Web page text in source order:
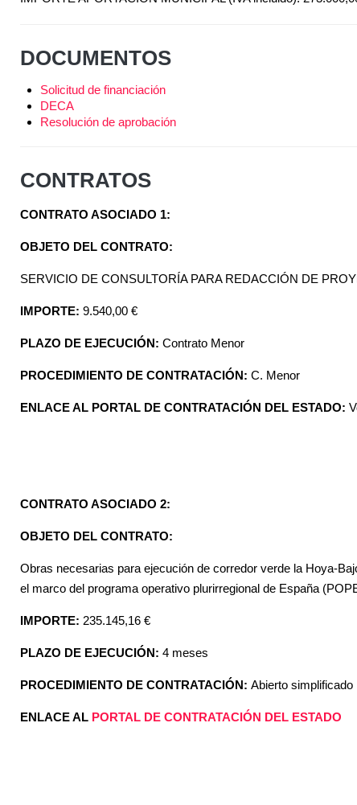
DOCUMENTOS
Solicitud de financiación
DECA
Resolución de aprobación
CONTRATOS
CONTRATO ASOCIADO 1:
OBJETO DEL CONTRATO:
SERVICIO DE CONSULTORÍA PARA REDACCIÓN DE
IMPORTE: 9.540,00 €
PLAZO DE EJECUCIÓN: Contrato Menor
PROCEDIMIENTO DE CONTRATACIÓN: C. Menor
ENLACE AL PORTAL DE CONTRATACIÓN DEL ESTADO:
CONTRATO ASOCIADO 2:
OBJETO DEL CONTRATO:
Obras necesarias para ejecución de corredor verde la Hoya-
el marco del programa operativo plurirregional de España
IMPORTE: 235.145,16 €
PLAZO DE EJECUCIÓN: 4 meses
PROCEDIMIENTO DE CONTRATACIÓN: Abierto simplificado
ENLACE AL PORTAL DE CONTRATACIÓN DEL ESTADO